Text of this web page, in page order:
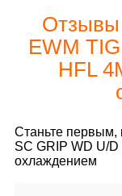
Отзывы
EWM
HFL
Станьте первым,
SC GRIP WD U/
охлаждением